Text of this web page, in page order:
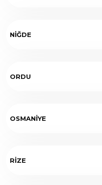
NİĞDE
ORDU
OSMANİYE
RİZE